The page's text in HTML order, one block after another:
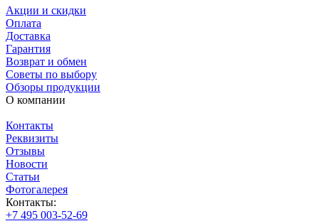
Акции и скидки
Оплата
Доставка
Гарантия
Возврат и обмен
Советы по выбору
Обзоры продукции
О компании
Контакты
Реквизиты
Отзывы
Новости
Статьи
Фотогалерея
Контакты:
+7 495 003-52-69